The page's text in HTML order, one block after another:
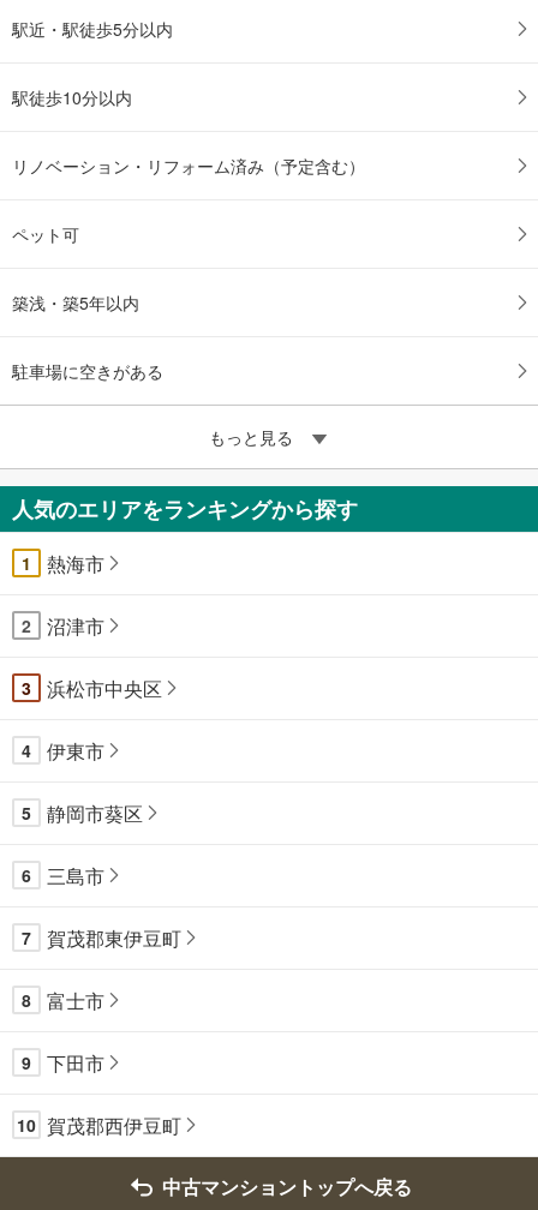
駅近・駅徒歩5分以内
駅徒歩10分以内
リノベーション・リフォーム済み（予定含む）
ペット可
築浅・築5年以内
駐車場に空きがある
もっと見る
人気のエリアをランキングから探す
1 熱海市
2 沼津市
3 浜松市中央区
4 伊東市
5 静岡市葵区
6 三島市
7 賀茂郡東伊豆町
8 富士市
9 下田市
10 賀茂郡西伊豆町
中古マンショントップへ戻る